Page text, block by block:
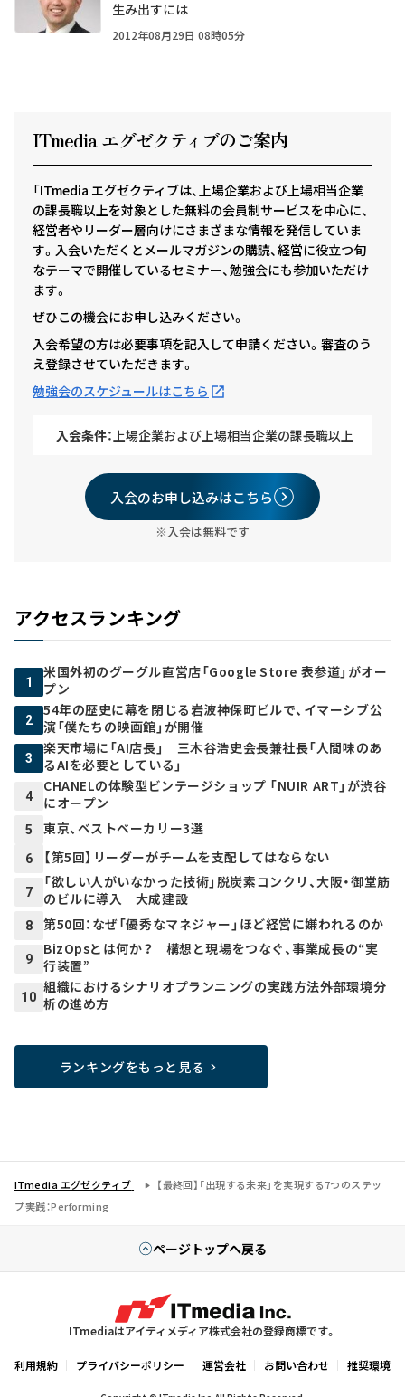
生み出すには
2012年08月29日 08時05分
ITmedia エグゼクティ ブのご案内
「ITmedia エグゼクティブは、上場企業および上場相当企業
の課長職以上を対象とした無料の会員制サービスを中心に、
経営者やリーダー層向けにさまざまな情報を発信していま
す。入会いただくとメールマガジンの購読、経営に役立つ旬
なテーマで開催しているセミナー、勉強会にも参加いただけ
ます。
ぜひこの機会にお申し込みください。
入会希望の方は必要事項を記入して申請ください。審査のう
え登録させていただきます。
勉強会のスケジュールはこちら
入会条件：上場企業および上場相当企業の課長職以上
入会のお申し込みはこちら
※入会は無料です
アクセスランキング
1
米国外初のグーグル直営店「Google Store 表参道」がオー
プン
2
54年の歴史に幕を閉じる岩波神保町ビルで、イマーシブ公
演「僕たちの映画館」が開催
3
楽天市場に「AI店長」 三木谷浩史会長兼社長「人間味のあ
るAIを必要としている」
4
CHANELの体験型ビンテージショップ 「NUIR ART」が渋谷
にオープン
5 東京、ベストベーカリー3選
6 【第5回】リーダーがチームを支配してはならない
7
「欲しい人がいなかった技術」脱炭素コンクリ、大阪・御堂筋
のビルに導入 大成建設
8 第50回：なぜ「優秀なマネジャー」ほど経営に嫌われるのか
9
BizOpsとは何か？ 構想と現場をつなぐ、事業成長の“実
行装置”
10
組織におけるシナリオプランニングの実践方法――外部環境分
析の進め方
ランキングをもっと見る
ITmedia エグゼクティブ
【最終回】「出現する未来」を実現する7つのステッ
プ――実践：Performing
ページトップへ戻る
ITmediaはアイティメディア株式会社の登録商標です。
利用規約 プライバシーポリシー 運営会社 お問い合わせ 推奨環境